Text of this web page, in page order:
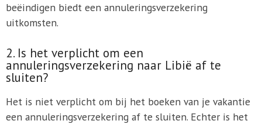
beëindigen biedt een annuleringsverzekering
uitkomsten.
2. Is het verplicht om een
annuleringsverzekering naar Libië af te
sluiten?
Het is niet verplicht om bij het boeken van je vakantie
een annuleringsverzekering af te sluiten. Echter is het